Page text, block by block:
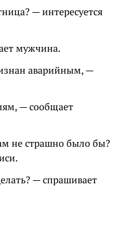
— интересуется
мужчина.
аварийным, —
— сообщает
не страшно было бы?
— спрашивает